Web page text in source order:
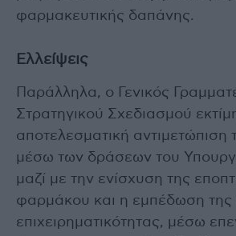
φαρμακευτικής δαπάνης.
Ελλείψεις
Παράλληλα, ο Γενικός
Στρατηγικού Σχεδιασμού
αποτελεσματική αντιμετώπιση
μέσω των δράσεων του
μαζί με την ενίσχυση της
φαρμάκου και η εμπέδωση της
επιχειρηματικότητας, μέσω